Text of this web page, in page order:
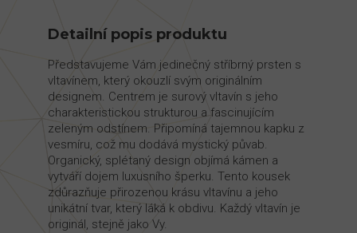
Detailní popis produktu
Představujeme Vám jedinečný stříbrný prsten s
vltavínem, který okouzlí svým originálním
designem. Centrem je surový vltavín s jeho
charakteristickou strukturou a fascinujícím
zeleným odstínem. Připomíná tajemnou kapku z
vesmíru, což mu dodává mystický půvab.
Organický, splétaný design objímá kámen a
vytváří dojem luxusního šperku. Tento kousek
zdůrazňuje přirozenou krásu vltavínu a jeho
unikátní tvar, který láká k obdivu. Každý vltavín je
originál, stejně jako Vy.